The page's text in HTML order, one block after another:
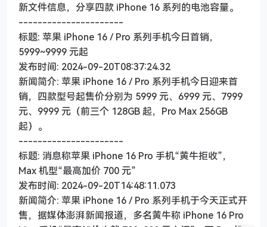
新文件信息，分享四款 iPhone 16 系列的电池容量。
----------------------
标题: 苹果 iPhone 16 / Pro 系列手机今日首销，
5999~9999 元起
发布时间: 2024-09-20T08:37:24.32
新闻简介: 苹果 iPhone 16 / Pro 系列手机今日迎来首
销，四款型号起售价分别为 5999 元、6999 元、7999
元、9999 元（前三个 128GB 起，Pro Max 256GB
起）。
----------------------
标题: 消息称苹果 iPhone 16 Pro 手机“黄牛拒收”，
Max 机型“最高加价 700 元”
发布时间: 2024-09-20T14:48:11.073
新闻简介: 苹果 iPhone 16 / Pro 系列手机于今天正式开
售，据媒体澎湃新闻报道，多名黄牛称 iPhone 16 Pro